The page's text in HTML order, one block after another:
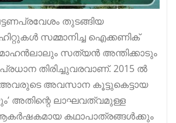
തുടങ്ങിയ
സമ്മാനിച്ച ഐക്കണിക്
സത്യൻ അന്തിക്കാടും
തിരിച്ചുവരവാണ്. 2015 ൽ
അവരുടെ അവസാന കൂട്ടുകെട്ടായ
അതിന്റെ ലാഘവത്വമുള്ള
കഥാപാത്രങ്ങൾക്കും